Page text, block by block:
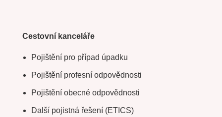
Cestovní kanceláře
Pojištění pro případ úpadku
Pojištění profesní odpovědnosti
Pojištění obecné odpovědnosti
Další pojistná řešení (ETICS)